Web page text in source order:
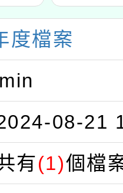
度檔案
08-21
有(1)個檔